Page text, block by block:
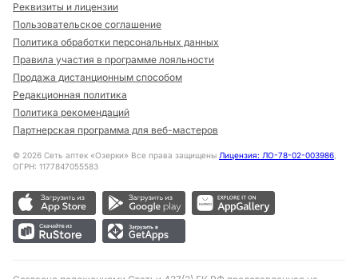
Реквизиты и лицензии
Пользовательское соглашение
Политика обработки персональных данных
Правила участия в программе лояльности
Продажа дистанционным способом
Редакционная политика
Политика рекомендаций
Партнерская программа для веб-мастеров
© 2026 Сеть аптек «Озерки» Все права защищены Лицензия: ЛО-78-02-003986,
ОГРН: 1177847055583